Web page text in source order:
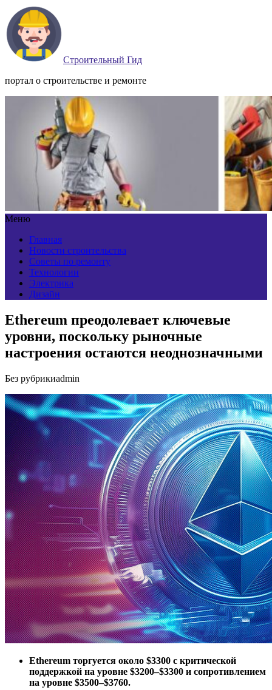
Строительный Гид
портал о строительстве и ремонте
Меню
Главная
Новости строительства
Советы по ремонту
Технологии
Электрика
Дизайн
Ethereum преодолевает ключевые
уровни, поскольку рыночные
настроения остаются неоднозначными
Без рубрикиadmin
Ethereum торгуется около $3300 с критической
поддержкой на уровне $3200–$3300 и сопротивлением
на уровне $3500–$3760.